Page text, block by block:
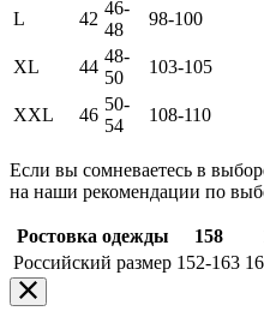
L 42
46-
48
98-100
XL 44
48-
50
103-105
XXL 46
50-
54
108-110
Если вы сомневаетесь в
на наши рекомендации по
Ростовка одежды 158
Российский размер 152-163